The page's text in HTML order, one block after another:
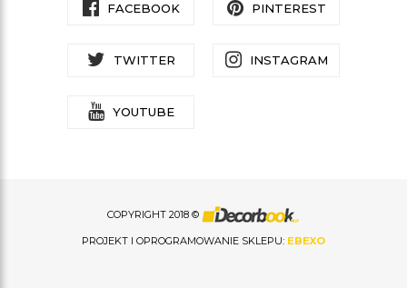
FACEBOOK PINTEREST
TWITTER INSTAGRAM
YOUTUBE
COPYRIGHT 2018 ©
PROJEKT I OPROGRAMOWANIE SKLEPU: EBEXO